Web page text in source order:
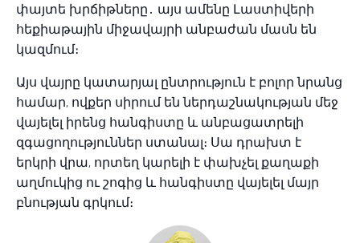
փայտե խրճիթները․ այս ամենը Լաստիվերի
հեքիաթային միջավայրի անբաժան մասն են
կազմում։
Այս վայրը կատարյալ ընտրություն է բոլոր նրանց
համար, ովքեր սիրում են ներդաշնակության մեջ
վայելել իրենց հանգիստը և անբացատրելի
զգացողություններ ստանալ։ Սա դրախտ է
երկրի վրա, որտեղ կարելի է փախչել քաղաքի
աղմուկից ու շոգից և հանգիստը վայելել մայր
բնության գրկում։